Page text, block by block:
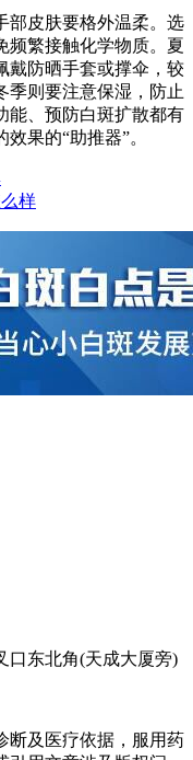
部皮肤要格外温柔。选
频繁接触化学物质。夏
戴防晒手套或撑伞，较
季则要注意保湿，防止
能、预防白斑扩散都有
果的“助推器”。
样
口东北角(天成大厦旁)
断及医疗依据，服用药